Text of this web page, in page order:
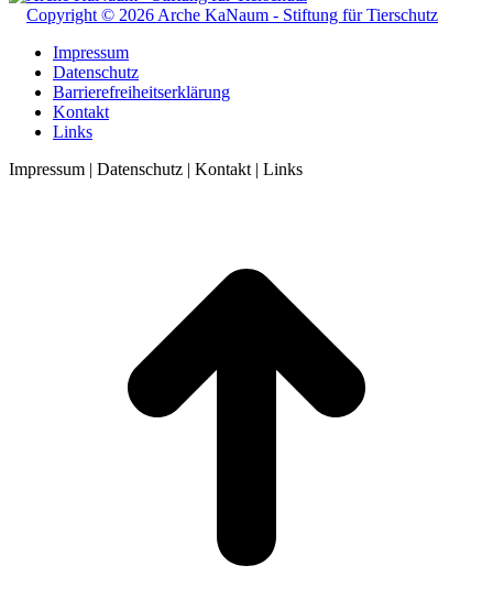
Copyright © 2026 Arche KaNaum - Stiftung für Tierschutz
Impressum
Datenschutz
Barrierefreiheitserklärung
Kontakt
Links
Impressum | Datenschutz | Kontakt | Links